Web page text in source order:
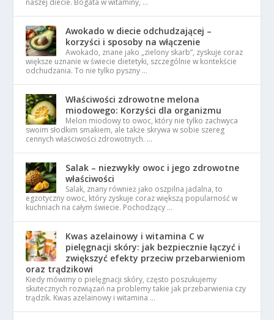
naszej diecie. Bogata w witaminy, …
Awokado w diecie odchudzającej –
korzyści i sposoby na włączenie
Awokado, znane jako „zielony skarb”, zyskuje coraz
większe uznanie w świecie dietetyki, szczególnie w kontekście
odchudzania. To nie tylko pyszny …
Właściwości zdrowotne melona
miodowego: Korzyści dla organizmu
Melon miodowy to owoc, który nie tylko zachwyca
swoim słodkim smakiem, ale także skrywa w sobie szereg
cennych właściwości zdrowotnych. …
Salak – niezwykły owoc i jego zdrowotne
właściwości
Salak, znany również jako oszpilna jadalna, to
egzotyczny owoc, który zyskuje coraz większą popularność w
kuchniach na całym świecie. Pochodzący …
Kwas azelainowy i witamina C w
pielęgnacji skóry: jak bezpiecznie łączyć i
zwiększyć efekty przeciw przebarwieniom
oraz trądzikowi
Kiedy mówimy o pielęgnacji skóry, często poszukujemy
skutecznych rozwiązań na problemy takie jak przebarwienia czy
trądzik. Kwas azelainowy i witamina …